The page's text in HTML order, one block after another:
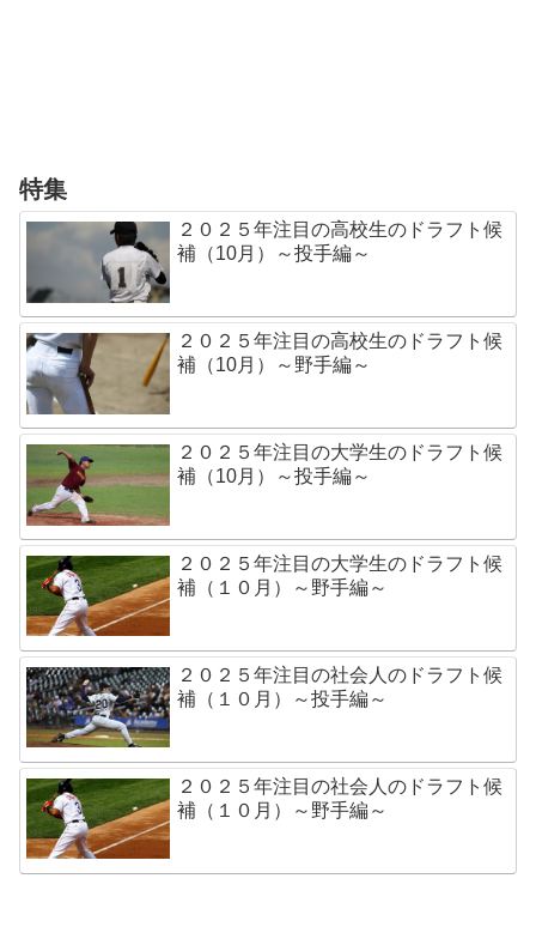
特集
２０２５年注目の高校生のドラフト候
補（10月）～投手編～
２０２５年注目の高校生のドラフト候
補（10月）～野手編～
２０２５年注目の大学生のドラフト候
補（10月）～投手編～
２０２５年注目の大学生のドラフト候
補（１０月）～野手編～
２０２５年注目の社会人のドラフト候
補（１０月）～投手編～
２０２５年注目の社会人のドラフト候
補（１０月）～野手編～